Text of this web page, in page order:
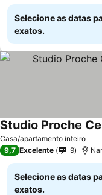
Selecione as datas
exatos.
Casa/apartamento inteiro
9,7 Excelente 9
Selecione as datas
exatos.